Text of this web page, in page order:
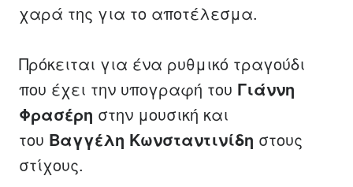
χαρά της για το αποτέλεσμα.
Πρόκειται για ένα ρυθμικό τραγούδι
που έχει την υπογραφή του Γιάννη
Φρασέρη στην μουσική και
του Βαγγέλη Κωνσταντινίδη στους
στίχους.